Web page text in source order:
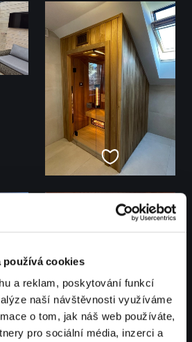
používá cookies
a reklam, poskytování funkcí
naší návštěvnosti využíváme
o tom, jak náš web používáte,
pro sociální média, inzerci a